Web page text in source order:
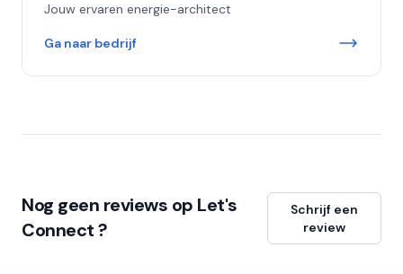
Jouw ervaren energie-architect
Ga naar bedrijf
Nog geen reviews op Let's
Connect ?
Schrijf een
review